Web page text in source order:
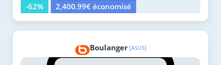
-62%
2,400.99€ économisé
Boulanger [ASUS]